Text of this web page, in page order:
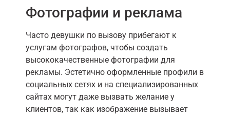
Фотографии и реклама
Часто девушки по вызову прибегают к
услугам фотографов, чтобы создать
высококачественные фотографии для
рекламы. Эстетично оформленные профили в
социальных сетях и на специализированных
сайтах могут даже вызвать желание у
клиентов, так как изображение вызывает